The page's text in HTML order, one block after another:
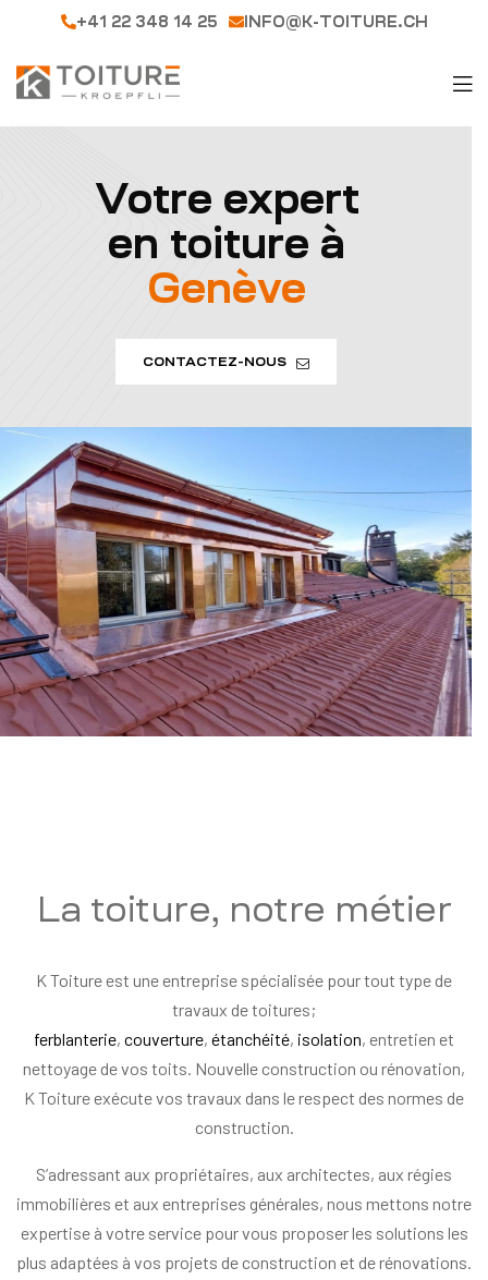
+41 22 348 14 25 INFO@K-TOITURE.CH
Votre expert
en toiture à
Genève
CONTACTEZ-NOUS
La toiture, notre métier
K Toiture est une entreprise spécialisée pour tout type de
travaux de toitures;
ferblanterie, couverture, étanchéité, isolation, entretien et
nettoyage de vos toits. Nouvelle construction ou rénovation,
K Toiture exécute vos travaux dans le respect des normes de
construction.
S’adressant aux propriétaires, aux architectes, aux régies
immobilières et aux entreprises générales, nous mettons notre
expertise à votre service pour vous proposer les solutions les
plus adaptées à vos projets de construction et de rénovations.